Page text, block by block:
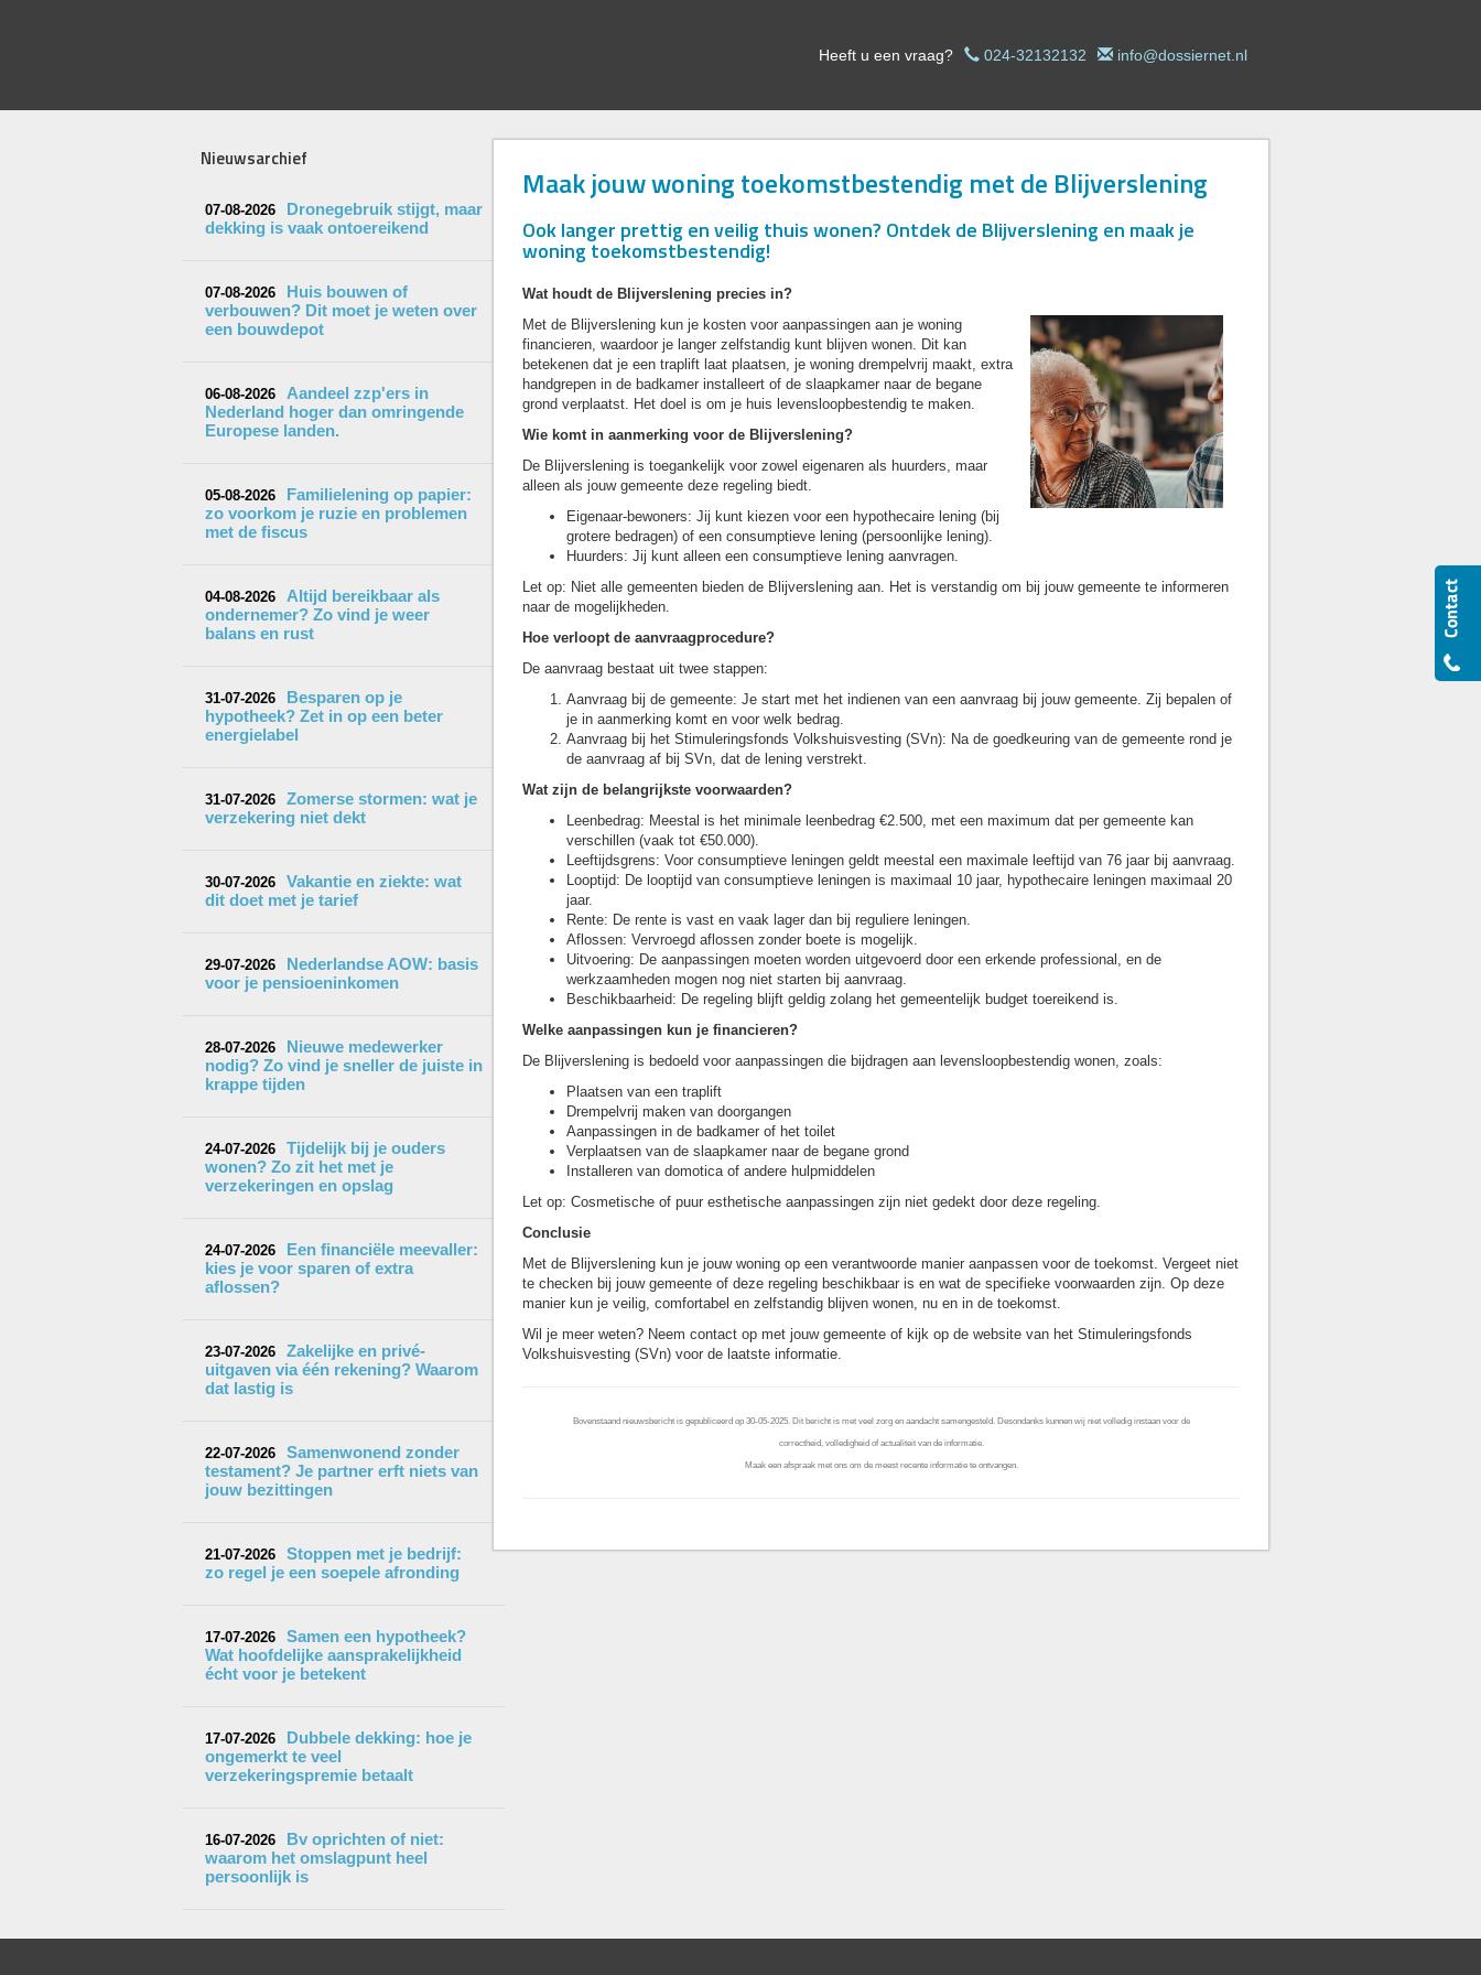
Heeft u een vraag? 024-32132132 info@dossiernet.nl
Nieuwsarchief
07-08-2026
Dronegebruik stijgt, maar
dekking is vaak ontoereikend
07-08-2026
Huis bouwen of
verbouwen? Dit moet je weten over
een bouwdepot
06-08-2026
Aandeel zzp'ers in
Nederland hoger dan omringende
Europese landen.
05-08-2026
Familielening op papier:
zo voorkom je ruzie en problemen
met de fiscus
04-08-2026
Altijd bereikbaar als
ondernemer? Zo vind je weer
balans en rust
31-07-2026
Besparen op je
hypotheek? Zet in op een beter
energielabel
31-07-2026
Zomerse stormen: wat je
verzekering niet dekt
30-07-2026
Vakantie en ziekte: wat
dit doet met je tarief
29-07-2026
Nederlandse AOW: basis
voor je pensioeninkomen
28-07-2026
Nieuwe medewerker
nodig? Zo vind je sneller de juiste in
krappe tijden
24-07-2026
Tijdelijk bij je ouders
wonen? Zo zit het met je
verzekeringen en opslag
24-07-2026
Een financiële meevaller:
kies je voor sparen of extra
aflossen?
23-07-2026
Zakelijke en privé-
uitgaven via één rekening? Waarom
dat lastig is
22-07-2026
Samenwonend zonder
testament? Je partner erft niets van
jouw bezittingen
21-07-2026
Stoppen met je bedrijf:
zo regel je een soepele afronding
17-07-2026
Samen een hypotheek?
Wat hoofdelijke aansprakelijkheid
écht voor je betekent
17-07-2026
Dubbele dekking: hoe je
ongemerkt te veel
verzekeringspremie betaalt
16-07-2026
Bv oprichten of niet:
waarom het omslagpunt heel
persoonlijk is
Maak jouw woning toekomstbestendig met de Blijverslening
Ook langer prettig en veilig thuis wonen? Ontdek de Blijverslening en maak je
woning toekomstbestendig!
Wat houdt de Blijverslening precies in?
Met de Blijverslening kun je kosten voor aanpassingen aan je woning
financieren, waardoor je langer zelfstandig kunt blijven wonen. Dit kan
betekenen dat je een traplift laat plaatsen, je woning drempelvrij maakt, extra
handgrepen in de badkamer installeert of de slaapkamer naar de begane
grond verplaatst. Het doel is om je huis levensloopbestendig te maken.
Wie komt in aanmerking voor de Blijverslening?
De Blijverslening is toegankelijk voor zowel eigenaren als huurders, maar
alleen als jouw gemeente deze regeling biedt.
Eigenaar-bewoners: Jij kunt kiezen voor een hypothecaire lening (bij
grotere bedragen) of een consumptieve lening (persoonlijke lening).
Huurders: Jij kunt alleen een consumptieve lening aanvragen.
Let op: Niet alle gemeenten bieden de Blijverslening aan. Het is verstandig om bij jouw gemeente te informeren
naar de mogelijkheden.
Hoe verloopt de aanvraagprocedure?
De aanvraag bestaat uit twee stappen:
Aanvraag bij de gemeente: Je start met het indienen van een aanvraag bij jouw gemeente. Zij bepalen of
je in aanmerking komt en voor welk bedrag.
Aanvraag bij het Stimuleringsfonds Volkshuisvesting (SVn): Na de goedkeuring van de gemeente rond je
de aanvraag af bij SVn, dat de lening verstrekt.
Wat zijn de belangrijkste voorwaarden?
Leenbedrag: Meestal is het minimale leenbedrag €2.500, met een maximum dat per gemeente kan
verschillen (vaak tot €50.000).
Leeftijdsgrens: Voor consumptieve leningen geldt meestal een maximale leeftijd van 76 jaar bij aanvraag.
Looptijd: De looptijd van consumptieve leningen is maximaal 10 jaar, hypothecaire leningen maximaal 20
jaar.
Rente: De rente is vast en vaak lager dan bij reguliere leningen.
Aflossen: Vervroegd aflossen zonder boete is mogelijk.
Uitvoering: De aanpassingen moeten worden uitgevoerd door een erkende professional, en de
werkzaamheden mogen nog niet starten bij aanvraag.
Beschikbaarheid: De regeling blijft geldig zolang het gemeentelijk budget toereikend is.
Welke aanpassingen kun je financieren?
De Blijverslening is bedoeld voor aanpassingen die bijdragen aan levensloopbestendig wonen, zoals:
Plaatsen van een traplift
Drempelvrij maken van doorgangen
Aanpassingen in de badkamer of het toilet
Verplaatsen van de slaapkamer naar de begane grond
Installeren van domotica of andere hulpmiddelen
Let op: Cosmetische of puur esthetische aanpassingen zijn niet gedekt door deze regeling.
Conclusie
Met de Blijverslening kun je jouw woning op een verantwoorde manier aanpassen voor de toekomst. Vergeet niet
te checken bij jouw gemeente of deze regeling beschikbaar is en wat de specifieke voorwaarden zijn. Op deze
manier kun je veilig, comfortabel en zelfstandig blijven wonen, nu en in de toekomst.
Wil je meer weten? Neem contact op met jouw gemeente of kijk op de website van het Stimuleringsfonds
Volkshuisvesting (SVn) voor de laatste informatie.
Bovenstaand nieuwsbericht is gepubliceerd op 30-05-2025. Dit bericht is met veel zorg en aandacht samengesteld. Desondanks kunnen wij niet volledig instaan voor de
correctheid, volledigheid of actualiteit van de informatie.
Maak een afspraak met ons om de meest recente informatie te ontvangen.